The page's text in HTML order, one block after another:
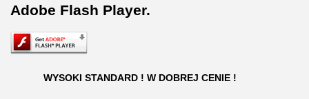
Adobe Flash Player.
WYSOKI STANDARD ! W DOBREJ CENIE !